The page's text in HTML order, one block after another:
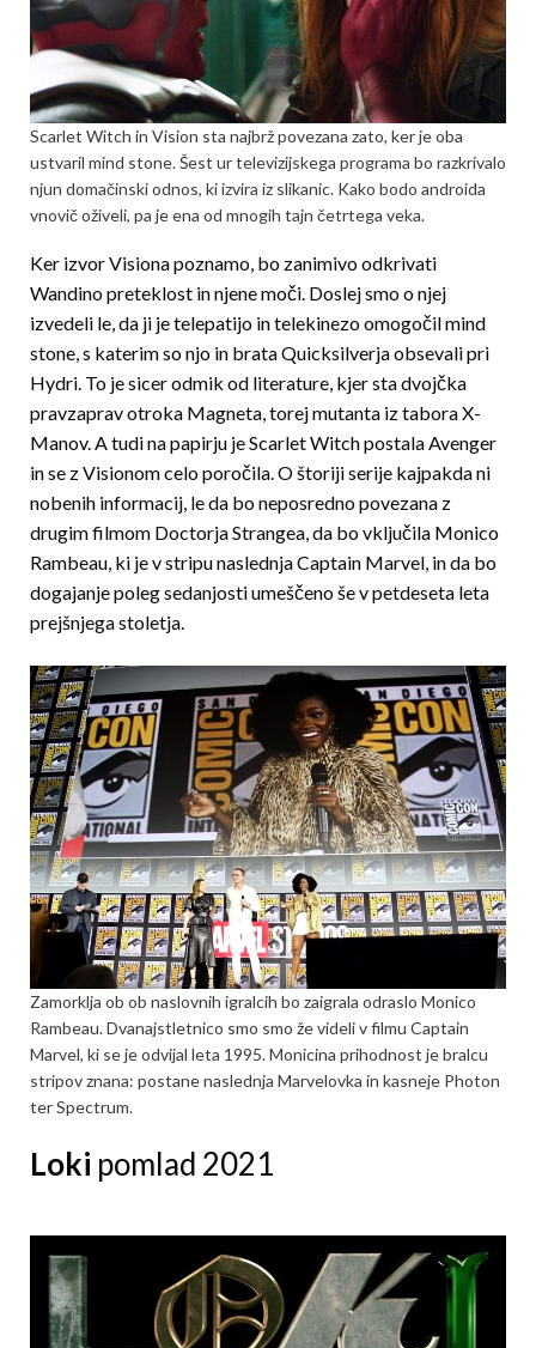
Scarlet Witch in Vision sta najbrž povezana zato, ker je oba
ustvaril mind stone. Šest ur televizijskega programa bo razkrivalo
njun domačinski odnos, ki izvira iz slikanic. Kako bodo androida
vnovič oživeli, pa je ena od mnogih tajn četrtega veka.
Ker izvor Visiona poznamo, bo zanimivo odkrivati
Wandino preteklost in njene moči. Doslej smo o njej
izvedeli le, da ji je telepatijo in telekinezo omogočil mind
stone, s katerim so njo in brata Quicksilverja obsevali pri
Hydri. To je sicer odmik od literature, kjer sta dvojčka
pravzaprav otroka Magneta, torej mutanta iz tabora X-
Manov. A tudi na papirju je Scarlet Witch postala Avenger
in se z Visionom celo poročila. O štoriji serije kajpakda ni
nobenih informacij, le da bo neposredno povezana z
drugim filmom Doctorja Strangea, da bo vključila Monico
Rambeau, ki je v stripu naslednja Captain Marvel, in da bo
dogajanje poleg sedanjosti umeščeno še v petdeseta leta
prejšnjega stoletja.
Zamorklja ob ob naslovnih igralcih bo zaigrala odraslo Monico
Rambeau. Dvanajstletnico smo smo že videli v filmu Captain
Marvel, ki se je odvijal leta 1995. Monicina prihodnost je bralcu
stripov znana: postane naslednja Marvelovka in kasneje Photon
ter Spectrum.
Loki pomlad 2021